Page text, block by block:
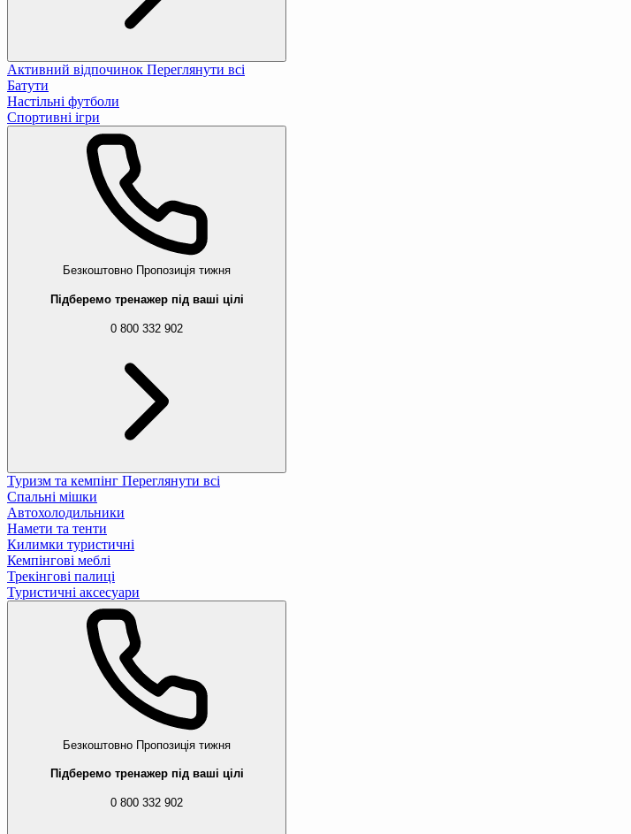
Активний відпочинок Переглянути всі
Батути
Настільні футболи
Спортивні ігри
Безкоштовно Пропозиція тижня
Підберемо тренажер під ваші цілі
0 800 332 902
Туризм та кемпінг Переглянути всі
Спальні мішки
Автохолодильники
Намети та тенти
Килимки туристичні
Кемпінгові меблі
Трекінгові палиці
Туристичні аксесуари
Безкоштовно Пропозиція тижня
Підберемо тренажер під ваші цілі
0 800 332 902